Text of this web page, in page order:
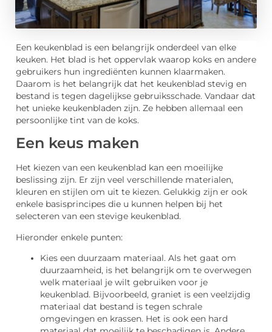
Een keukenblad is een belangrijk onderdeel van elke
keuken. Het blad is het oppervlak waarop koks en andere
gebruikers hun ingrediënten kunnen klaarmaken.
Daarom is het belangrijk dat het keukenblad stevig en
bestand is tegen dagelijkse gebruiksschade. Vandaar dat
het unieke keukenbladen zijn. Ze hebben allemaal een
persoonlijke tint van de koks.
Een keus maken
Het kiezen van een keukenblad kan een moeilijke
beslissing zijn. Er zijn veel verschillende materialen,
kleuren en stijlen om uit te kiezen. Gelukkig zijn er ook
enkele basisprincipes die u kunnen helpen bij het
selecteren van een stevige keukenblad.
Hieronder enkele punten:
Kies een duurzaam materiaal. Als het gaat om
duurzaamheid, is het belangrijk om te overwegen
welk materiaal je wilt gebruiken voor je
keukenblad. Bijvoorbeeld, graniet is een veelzijdig
materiaal dat bestand is tegen schrale
omgevingen en krassen. Het is ook een hard